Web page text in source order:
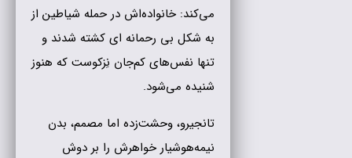
می‌کند: خانواده‌اش در حمله شیاطین از
به شکل بی رحمانه ای کشته شدند و
تنها نفس‌های کم‌جان نِزکوست که هنوز
شنیده می‌شود.
تانجیرو، وحشت‌زده اما مصمم، بدن
نیمه‌هوشیار خواهرش را بر دوش